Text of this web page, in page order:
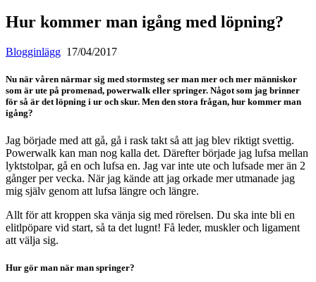
Hur kommer man igång med löpning?
Blogginlägg 17/04/2017
Nu när våren närmar sig med stormsteg ser man mer och mer människor
som är ute på promenad, powerwalk eller springer. Något som jag brinner
för så är det löpning i ur och skur. Men den stora frågan, hur kommer man
igång?
Jag började med att gå, gå i rask takt så att jag blev riktigt svettig.
Powerwalk kan man nog kalla det. Därefter började jag lufsa mellan
lyktstolpar, gå en och lufsa en. Jag var inte ute och lufsade mer än 2
gånger per vecka. När jag kände att jag orkade mer utmanade jag
mig själv genom att lufsa längre och längre.
Allt för att kroppen ska vänja sig med rörelsen. Du ska inte bli en
elitlpöpare vid start, så ta det lugnt! Få leder, muskler och ligament
att välja sig.
Hur gör man när man springer?